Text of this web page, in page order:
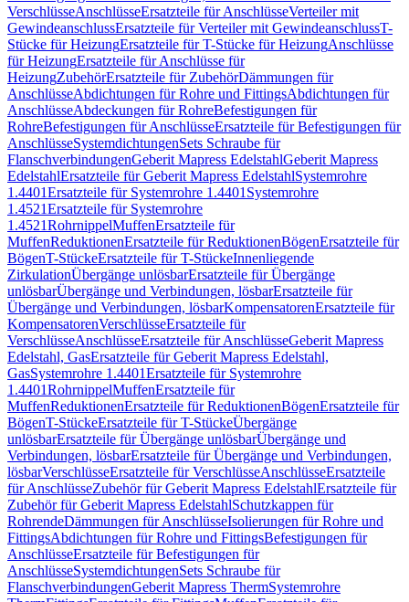
VerschlüsseAnschlüsseErsatzteile für AnschlüsseVerteiler mit
GewindeanschlussErsatzteile für Verteiler mit GewindeanschlussT-
Stücke für HeizungErsatzteile für T-Stücke für HeizungAnschlüsse
für HeizungErsatzteile für Anschlüsse für
HeizungZubehörErsatzteile für ZubehörDämmungen für
AnschlüsseAbdichtungen für Rohre und FittingsAbdichtungen für
AnschlüsseAbdeckungen für RohreBefestigungen für
RohreBefestigungen für AnschlüsseErsatzteile für Befestigungen für
AnschlüsseSystemdichtungenSets Schraube für
FlanschverbindungenGeberit Mapress EdelstahlGeberit Mapress
EdelstahlErsatzteile für Geberit Mapress EdelstahlSystemrohre
1.4401Ersatzteile für Systemrohre 1.4401 Systemrohre
1.4521Ersatzteile für Systemrohre
1.4521RohrnippelMuffenErsatzteile für
MuffenReduktionenErsatzteile für ReduktionenBögenErsatzteile für
BögenT-StückeErsatzteile für T-StückeInnenliegende
ZirkulationÜbergänge unlösbarErsatzteile für Übergänge
unlösbarÜbergänge und Verbindungen, lösbarErsatzteile für
Übergänge und Verbindungen, lösbarKompensatorenErsatzteile für
KompensatorenVerschlüsseErsatzteile für
VerschlüsseAnschlüsseErsatzteile für AnschlüsseGeberit Mapress
Edelstahl, GasErsatzteile für Geberit Mapress Edelstahl,
GasSystemrohre 1.4401Ersatzteile für Systemrohre
1.4401RohrnippelMuffenErsatzteile für
MuffenReduktionenErsatzteile für ReduktionenBögenErsatzteile für
BögenT-StückeErsatzteile für T-StückeÜbergänge
unlösbarErsatzteile für Übergänge unlösbarÜbergänge und
Verbindungen, lösbarErsatzteile für Übergänge und Verbindungen,
lösbarVerschlüsseErsatzteile für VerschlüsseAnschlüsseErsatzteile
für AnschlüsseZubehör für Geberit Mapress EdelstahlErsatzteile für
Zubehör für Geberit Mapress EdelstahlSchutzkappen für
RohrendeDämmungen für AnschlüsseIsolierungen für Rohre und
FittingsAbdichtungen für Rohre und FittingsBefestigungen für
AnschlüsseErsatzteile für Befestigungen für
AnschlüsseSystemdichtungenSets Schraube für
FlanschverbindungenGeberit Mapress ThermSystemrohre